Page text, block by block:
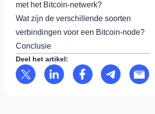
met het Bitcoin-netwerk?
Wat zijn de verschillende soorten
verbindingen voor een Bitcoin-node?
Conclusie
Deel het artikel: